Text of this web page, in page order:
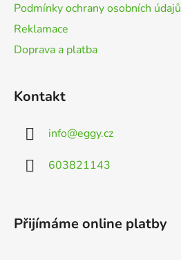
Podmínky ochrany osobních údajů
Reklamace
Doprava a platba
Kontakt
info@eggy.cz
603821143
Přijímáme online platby